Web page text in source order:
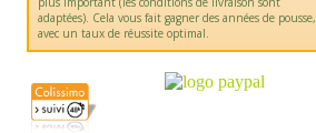
adaptées). Cela vous fait gagner des années de pousse,
avec un taux de réussite optimal.